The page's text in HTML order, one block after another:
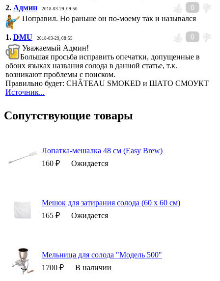
0
2. Админ 2018-03-29, 09:50
Поправил. Но раньше он по-моему так и назывался
0
1. DMU 2018-03-29, 08:55
Уважаемый Админ!
Большая просьба исправить опечатки, допущенные в
обоих языках названия солода в данной статье, т.к.
возникают проблемы с поиском.
Правильно будет: CHÂTEAU SMOKED и ШАТО СМОУКТ
Источник...
Сопутствующие товары
Лопатка-мешалка 48 см (Easy Brew)
160 ₽
Ожидается
Мешок для затирания солода (60 х 60 см)
165 ₽
Ожидается
Мельница для солода "Модель 500"
1700 ₽
В наличии